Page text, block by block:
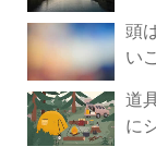
頭
い
道
に